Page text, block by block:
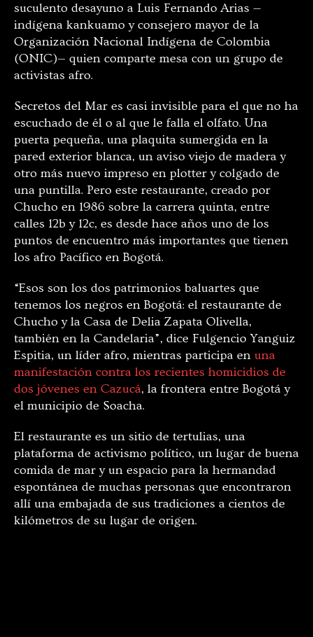
suculento desayuno a Luis Fernando Arias —
indígena kankuamo y consejero mayor de la
Organización Nacional Indígena de Colombia
(ONIC)— quien comparte mesa con un grupo de
activistas afro.
Secretos del Mar es casi invisible para el que no ha
escuchado de él o al que le falla el olfato. Una
puerta pequeña, una plaquita sumergida en la
pared exterior blanca, un aviso viejo de madera y
otro más nuevo impreso en plotter y colgado de
una puntilla. Pero este restaurante, creado por
Chucho en 1986 sobre la carrera quinta, entre
calles 12b y 12c, es desde hace años uno de los
puntos de encuentro más importantes que tienen
los afro Pacífico en Bogotá.
“Esos son los dos patrimonios baluartes que
tenemos los negros en Bogotá: el restaurante de
Chucho y la Casa de Delia Zapata Olivella,
también en la Candelaria”, dice Fulgencio Yanguiz
Espitia, un líder afro, mientras participa en una
manifestación contra los recientes homicidios de
dos jóvenes en Cazucá, la frontera entre Bogotá y
el municipio de Soacha.
El restaurante es un sitio de tertulias, una
plataforma de activismo político, un lugar de buena
comida de mar y un espacio para la hermandad
espontánea de muchas personas que encontraron
allí una embajada de sus tradiciones a cientos de
kilómetros de su lugar de origen.